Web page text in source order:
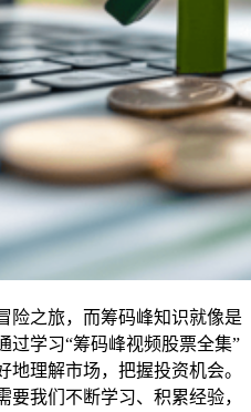
险之旅，而筹码峰知识就像是
过学习“筹码峰视频股票全集”
理解市场，把握投资机会。
我们不断学习、积累经验，